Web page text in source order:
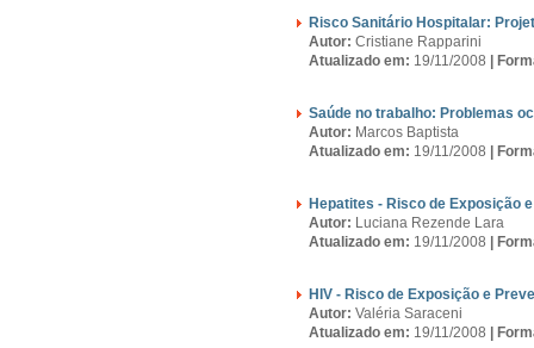
Risco Sanitário Hospitalar:
Autor: Cristiane Rapparini
Atualizado em: 19/11/2008
Saúde no trabalho: Problemas
Autor: Marcos Baptista
Atualizado em: 19/11/2008
Hepatites - Risco de Exposição
Autor: Luciana Rezende Lara
Atualizado em: 19/11/2008
HIV - Risco de Exposição e
Autor: Valéria Saraceni
Atualizado em: 19/11/2008